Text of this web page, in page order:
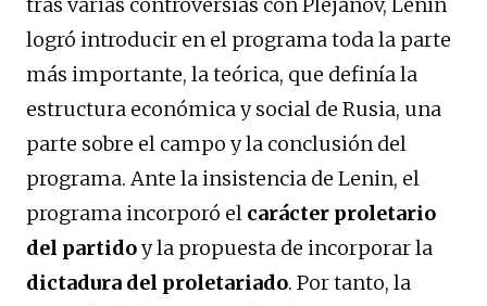
logró introducir en el programa toda la parte
más importante, la teórica, que definía la
estructura económica y social de Rusia, una
parte sobre el campo y la conclusión del
programa. Ante la insistencia de Lenin, el
programa incorporó el carácter proletario
del partidoy la propuesta de incorporar la
dictadura del proletariado. Por tanto, la